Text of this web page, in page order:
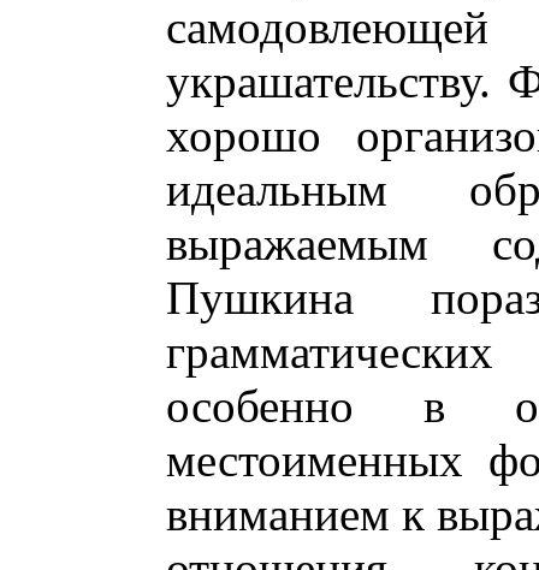
украшательству.
хорошо
идеальным
выражаемым
Пушкина
особенно в
местоименных
вниманием к